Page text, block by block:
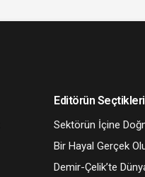
Editörün Seçtikleri
Sektörün İçine
Bir Hayal Gerçek
Demir-Çelik’te